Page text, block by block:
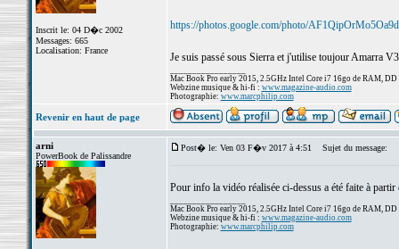
Inscrit le: 04 D�c 2002
Messages: 665
Localisation: France
https://photos.google.com/photo/
Je suis passé sous Sierra et j'utilise toujour Amarra
Mac Book Pro early 2015, 2.5GHz Intel Core i7 16go de RAM, DD
Webzine musique & hi-fi : www.magazine-audio.com
Photographie: www.marcphilip.com
Revenir en haut de page
arni
PowerBook de Palissandre
Post� le: Ven 03 F�v 2017 à 4:51 Sujet du message:
Pour info la vidéo réalisée ci-dessus a été faite à
Mac Book Pro early 2015, 2.5GHz Intel Core i7 16go de RAM, DD
Webzine musique & hi-fi : www.magazine-audio.com
Photographie: www.marcphilip.com